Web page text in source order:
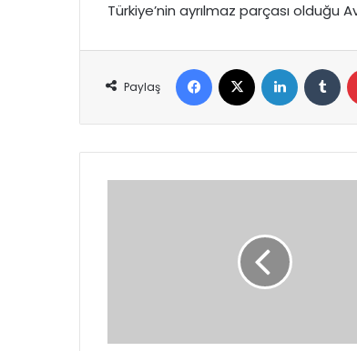
Türkiye’nin ayrılmaz parçası olduğu
Paylaş
Facebook LinkedIn
Açıklaması: